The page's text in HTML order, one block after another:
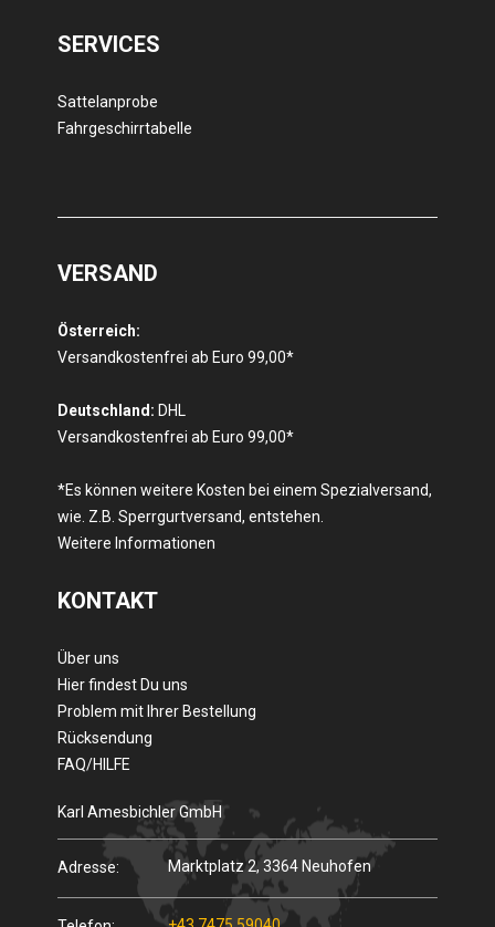
SERVICES
Sattelanprobe
Fahrgeschirrtabelle
VERSAND
Österreich:
Versandkostenfrei ab Euro 99,00*
Deutschland: DHL
Versandkostenfrei ab Euro 99,00*
*Es können weitere Kosten bei einem Spezialversand,
wie. Z.B. Sperrgurtversand, entstehen.
Weitere Informationen
KONTAKT
Über uns
Hier findest Du uns
Problem mit Ihrer Bestellung
Rücksendung
FAQ/HILFE
Karl Amesbichler GmbH
Adresse: Marktplatz 2, 3364 Neuhofen